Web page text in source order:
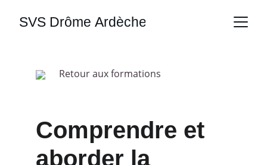
SVS Drôme Ardèche
Comprendre et
aborder la
Retour aux formations